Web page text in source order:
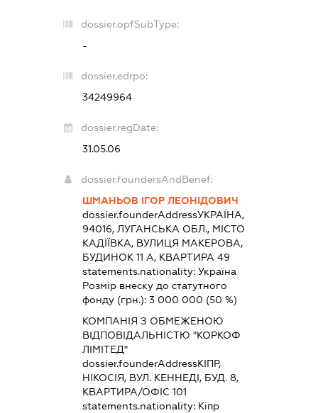
dossier.opfSubType:
-
dossier.edrpo:
34249964
dossier.regDate:
31.05.06
dossier.foundersAndBenef:
ШМАНЬОВ ІГОР ЛЕОНІДОВИЧ
dossier.founderAddressУКРАЇНА,
94016, ЛУГАНСЬКА ОБЛ., МІСТО
КАДІЇВКА, ВУЛИЦЯ МАКЕРОВА,
БУДИНОК 11 А, КВАРТИРА 49
statements.nationality: Україна
Розмір внеску до статутного
фонду (грн.): 3 000 000 (50 %)
КОМПАНІЯ З ОБМЕЖЕНОЮ
ВІДПОВІДАЛЬНІСТЮ "КОРКОФ
ЛІМІТЕД"
dossier.founderAddressКІПР,
НІКОСІЯ, ВУЛ. КЕННЕДІ, БУД. 8,
КВАРТИРА/ОФІС 101
statements.nationality: Кіпр